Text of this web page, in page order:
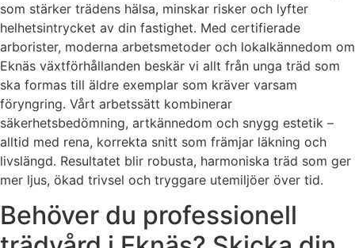
som stärker trädens hälsa, minskar risker och lyfter
helhetsintrycket av din fastighet. Med certifierade
arborister, moderna arbetsmetoder och lokalkännedom om
Eknäs växtförhållanden beskär vi allt från unga träd som
ska formas till äldre exemplar som kräver varsam
föryngring. Vårt arbetssätt kombinerar
säkerhetsbedömning, artkännedom och snygg estetik –
alltid med rena, korrekta snitt som främjar läkning och
livslängd. Resultatet blir robusta, harmoniska träd som ger
mer ljus, ökad trivsel och tryggare utemiljöer över tid.
Behöver du professionell